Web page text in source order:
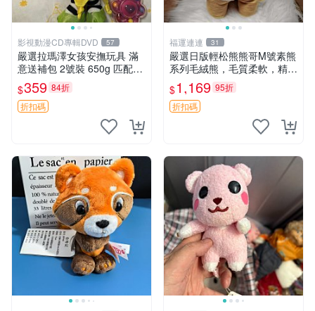
影視動漫CD專輯DVD 57
嚴選拉瑪澤女孩安撫玩具 滿
意送補包 2號裝 650g 匹配嬰
幼童舒壓好伴侶 女孩專用 安
心選擇 安撫玩偶 衝包 玩具
$359 84折
折扣碼
福運連連 31
嚴選日版輕松熊熊哥M號素熊
系列毛絨熊，毛質柔軟，精緻
可愛，尺寸35cm，保存狀態
優異。收藏或贈送皆為佳選。
中古 毛絨熊 毛玩偶
$1,169 95折
折扣碼